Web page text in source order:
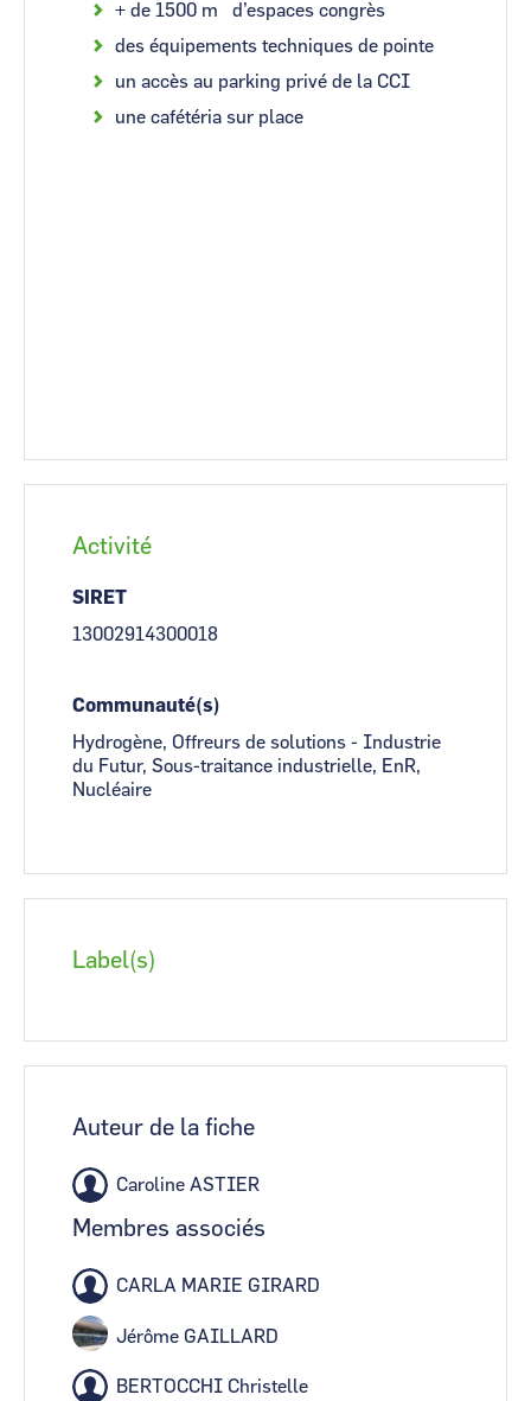
+ de 1500 m² d’espaces congrès
des équipements techniques de pointe
un accès au parking privé de la CCI
une cafétéria sur place
Activité
SIRET
13002914300018
Communauté(s)
Hydrogène, Offreurs de solutions - Industrie
du Futur, Sous-traitance industrielle, EnR,
Nucléaire
Label(s)
Auteur de la fiche
Caroline ASTIER
Membres associés
CARLA MARIE GIRARD
Jérôme GAILLARD
BERTOCCHI Christelle